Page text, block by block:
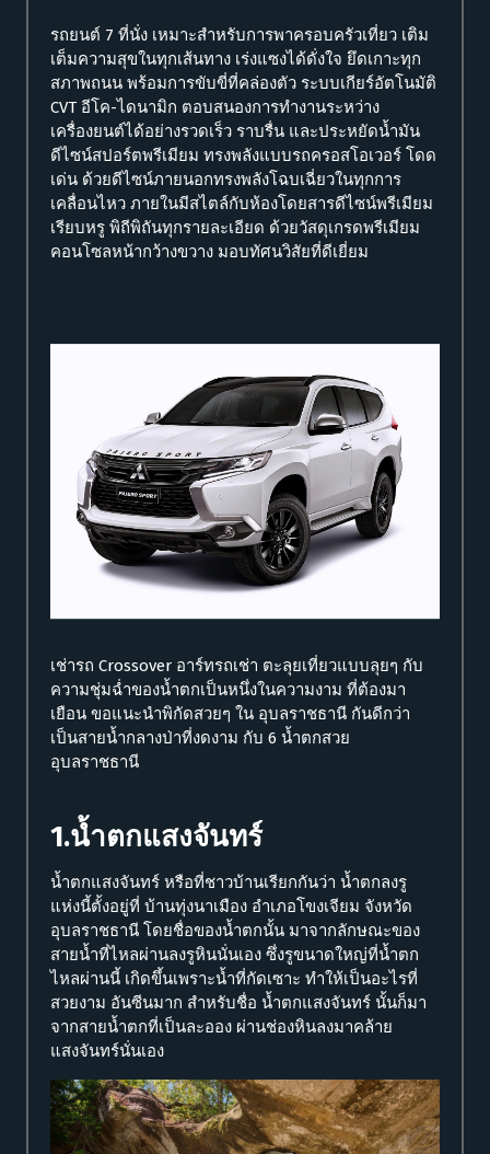
รถยนต์ 7 ที่นั่ง เหมาะสำหรับการพาครอบครัวเที่ยว เติม
เต็มความสุขในทุกเส้นทาง เร่งแซงได้ดั่งใจ ยึดเกาะทุก
สภาพถนน พร้อมการขับขี่ที่คล่องตัว ระบบเกียร์อัตโนมัติ
CVT อีโค-ไดนามิก ตอบสนองการทำงานระหว่าง
เครื่องยนต์ได้อย่างรวดเร็ว ราบรื่น และประหยัดน้ำมัน
ดีไซน์สปอร์ตพรีเมียม ทรงพลังแบบรถครอสโอเวอร์ โดด
เด่น ด้วยดีไซน์ภายนอกทรงพลังโฉบเฉี่ยวในทุกการ
เคลื่อนไหว ภายในมีสไตล์กับห้องโดยสารดีไซน์พรีเมียม
เรียบหรู พิถีพิถันทุกรายละเอียด ด้วยวัสดุเกรดพรีเมียม
คอนโซลหน้ากว้างขวาง มอบทัศนวิสัยที่ดีเยี่ยม
เช่ารถ Crossover อาร์ทรถเช่า ตะลุยเที่ยวแบบลุยๆ กับ
ความชุ่มฉ่ำของน้ำตกเป็นหนึ่งในความงาม ที่ต้องมา
เยือน ขอแนะนำพิกัดสวยๆ ใน อุบลราชธานี กันดีกว่า
เป็นสายน้ำกลางป่าที่งดงาม กับ 6 น้ำตกสวย
อุบลราชธานี
1.น้ำตกแสงจันทร์
น้ำตกแสงจันทร์ หรือที่ชาวบ้านเรียกกันว่า น้ำตกลงรู
แห่งนี้ตั้งอยู่ที่ บ้านทุ่งนาเมือง อำเภอโขงเจียม จังหวัด
อุบลราชธานี โดยชื่อของน้ำตกนั้น มาจากลักษณะของ
สายน้ำที่ไหลผ่านลงรูหินนั่นเอง ซึ่งรูขนาดใหญ่ที่น้ำตก
ไหลผ่านนี้ เกิดขึ้นเพราะน้ำที่กัดเซาะ ทำให้เป็นอะไรที่
สวยงาม อันซีนมาก สำหรับชื่อ น้ำตกแสงจันทร์ นั้นก็มา
จากสายน้ำตกที่เป็นละออง ผ่านช่องหินลงมาคล้าย
แสงจันทร์นั่นเอง